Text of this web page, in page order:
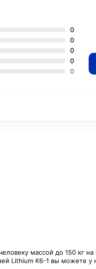
0
0
0
0
0
массой до 150 кг
Lithium К6-1 вы можете у